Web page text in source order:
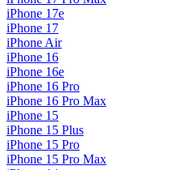
iPhone 17e
iPhone 17
iPhone Air
iPhone 16
iPhone 16e
iPhone 16 Pro
iPhone 16 Pro Max
iPhone 15
iPhone 15 Plus
iPhone 15 Pro
iPhone 15 Pro Max